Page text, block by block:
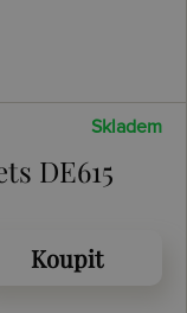
Skladem
DE615
Koupit